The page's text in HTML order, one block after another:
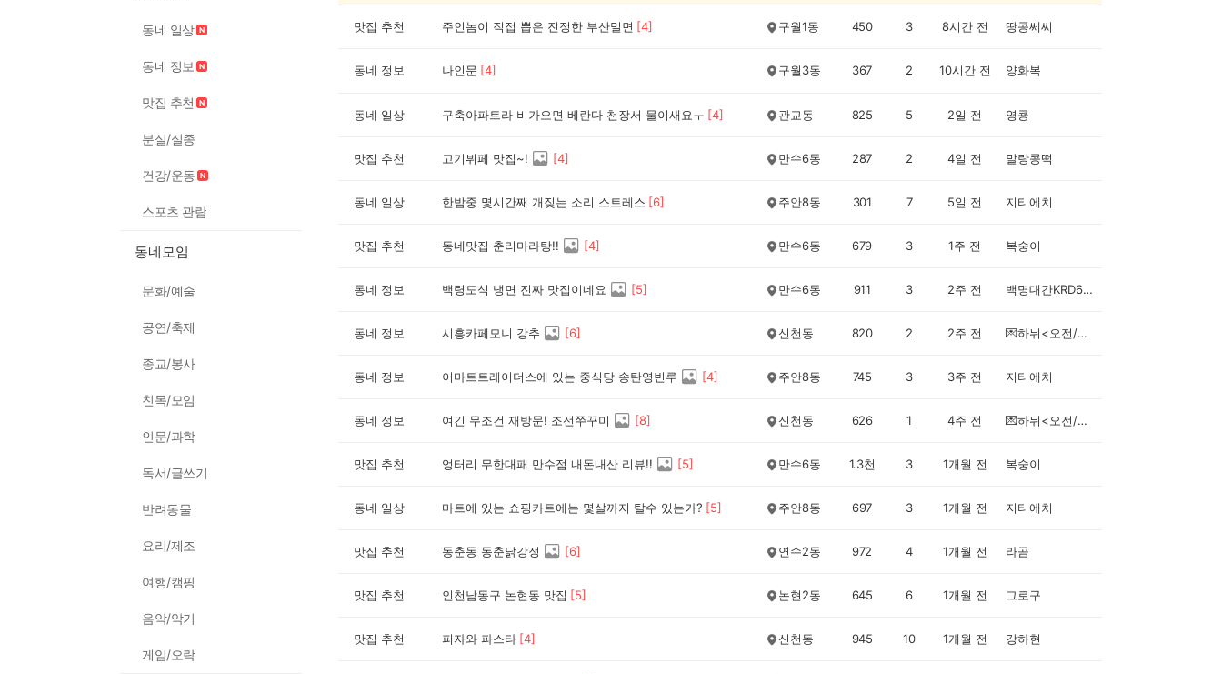
동네 일상
동네 정보
맛집 추천
분실/실종
건강/운동
스포츠 관람
동네모임
문화/예술
공연/축제
종교/봉사
친목/모임
인문/과학
독서/글쓰기
반려동물
요리/제조
여행/캠핑
음악/악기
게임/오락
맛집 추천 주인놈이 직접 뽑은 진정한 부산밀면 [4] 구월1동 450 3 8시간 전 땅콩쎄씨
동네 정보 나인문 [4] 구월3동 367 2 10시간 전 양화복
동네 일상 구축아파트라 비가오면 베란다 천장서 물이새요ㅜ [4] 관교동 825 5 2일 전 영쿙
맛집 추천 고기뷔페 맛집~! [4] 만수6동 287 2 4일 전 말랑콩떡
동네 일상 한밤중 몇시간째 개짖는 소리 스트레스 [6] 주안8동 301 7 5일 전 지티에치
맛집 추천 동네맛집 춘리마라탕!! [4] 만수6동 679 3 1주 전 복숭이
동네 정보 백령도식 냉면 진짜 맛집이네요 [5] 만수6동 911 3 2주 전 백명대간KRD6GXZ
동네 정보 시흥카페모니 강추 [6] 신천동 820 2 2주 전 💌하뉘<오전/새벽>💌
동네 정보 이마트트레이더스에 있는 중식당 송탄영빈루 [4] 주안8동 745 3 3주 전 지티에치
동네 정보 여긴 무조건 재방문! 조선쭈꾸미 [8] 신천동 626 1 4주 전 💌하뉘<오전/새벽>💌
맛집 추천 엉터리 무한대패 만수점 내돈내산 리뷰!! [5] 만수6동 1.3천 3 1개월 전 복숭이
동네 일상 마트에 있는 쇼핑카트에는 몇살까지 탈수 있는가? [5] 주안8동 697 3 1개월 전 지티에치
맛집 추천 동춘동 동춘닭강정 [6] 연수2동 972 4 1개월 전 라곰
맛집 추천 인천남동구 논현동 맛집 [5] 논현2동 645 6 1개월 전 그로구
맛집 추천 피자와 파스타 [4] 신천동 945 10 1개월 전 강하현